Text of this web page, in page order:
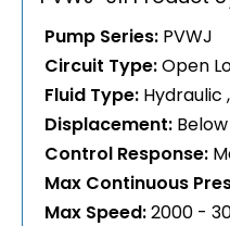
Pump Series: PVWJ
Circuit Type:Open
Fluid Type: Hydraulic
Displacement:
Control Response:
Max Continuous
Max Speed:2000 -